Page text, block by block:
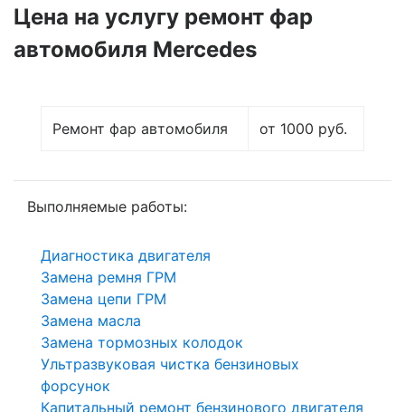
Цена на услугу ремонт фар
автомобиля Mercedes
Ремонт фар автомобиля от 1000 руб.
Выполняемые работы:
Диагностика двигателя
Замена ремня ГРМ
Замена цепи ГРМ
Замена масла
Замена тормозных колодок
Ультразвуковая чистка бензиновых
форсунок
Капитальный ремонт бензинового двигателя